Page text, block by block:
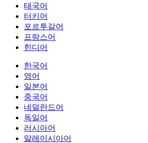
태국어
터키어
포르투갈어
프랑스어
힌디어
한국어
영어
일본어
중국어
네덜란드어
독일어
러시아어
말레이시아어